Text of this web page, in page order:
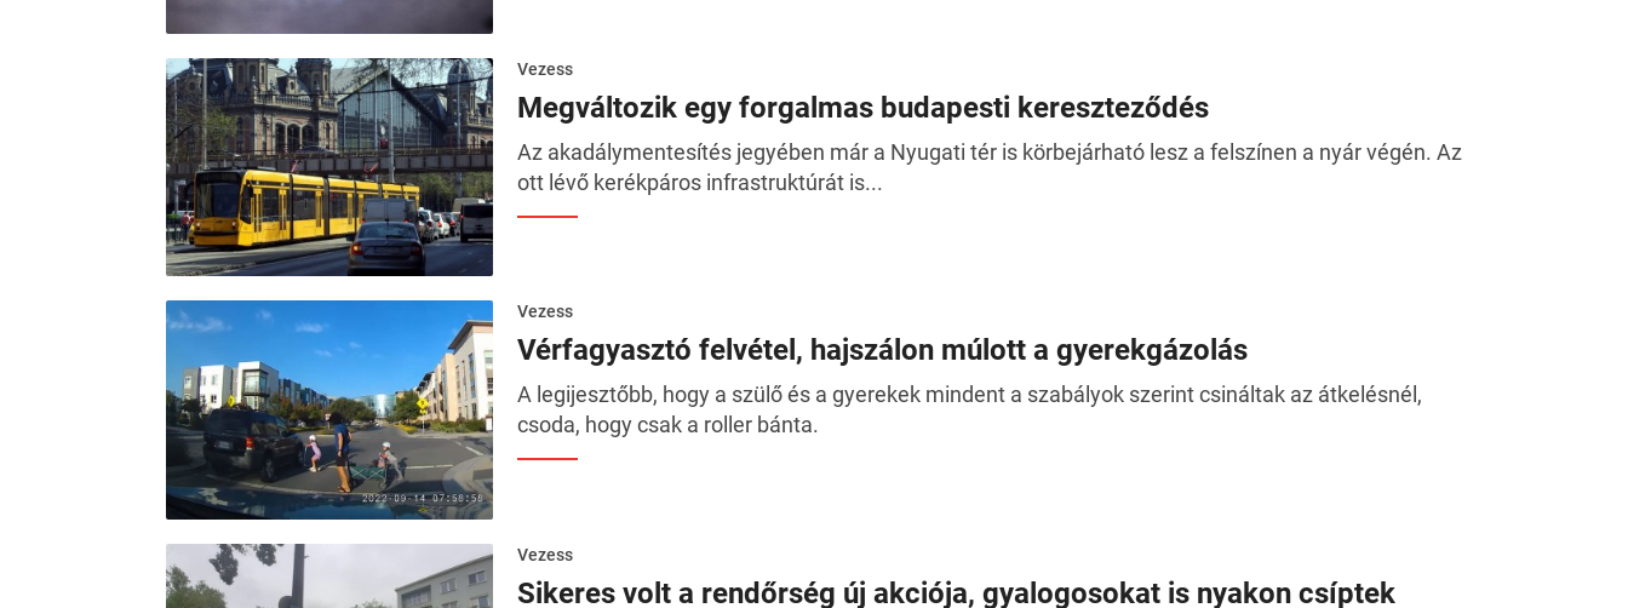
Vezess
Megváltozik egy forgalmas budapesti kereszteződés
Az akadálymentesítés jegyében már a Nyugati tér is körbejárható lesz a felszínen a nyár végén. Az
ott lévő kerékpáros infrastruktúrát is...
Vezess
Vérfagyasztó felvétel, hajszálon múlott a gyerekgázolás
A legijesztőbb, hogy a szülő és a gyerekek mindent a szabályok szerint csináltak az átkelésnél,
csoda, hogy csak a roller bánta.
Vezess
Sikeres volt a rendőrség új akciója, gyalogosokat is nyakon csíptek